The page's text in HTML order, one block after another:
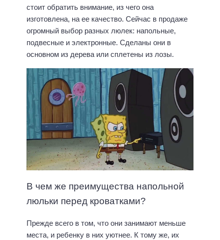
стоит обратить внимание, из чего она
изготовлена, на ее качество. Сейчас в продаже
огромный выбор разных люлек: напольные,
подвесные и электронные. Сделаны они в
основном из дерева или сплетены из лозы.
В чем же преимущества напольной
люльки перед кроватками?
Прежде всего в том, что они занимают меньше
места, и ребенку в них уютнее. К тому же, их